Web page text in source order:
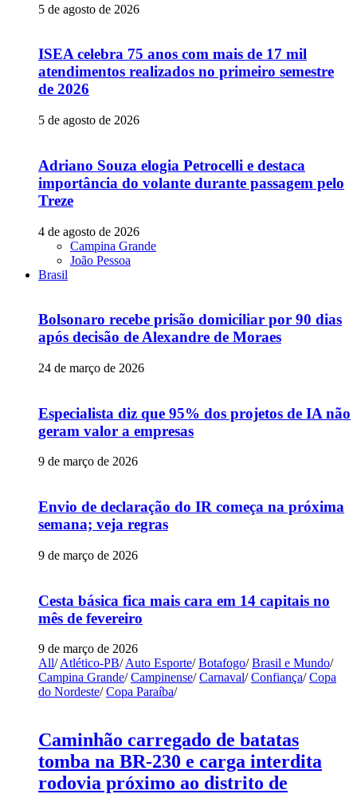
5 de agosto de 2026
ISEA celebra 75 anos com mais de 17 mil
atendimentos realizados no primeiro semestre
de 2026
5 de agosto de 2026
Adriano Souza elogia Petrocelli e destaca
importância do volante durante passagem pelo
Treze
4 de agosto de 2026
Campina Grande
João Pessoa
Brasil
Bolsonaro recebe prisão domiciliar por 90 dias
após decisão de Alexandre de Moraes
24 de março de 2026
Especialista diz que 95% dos projetos de IA não
geram valor a empresas
9 de março de 2026
Envio de declaração do IR começa na próxima
semana; veja regras
9 de março de 2026
Cesta básica fica mais cara em 14 capitais no
mês de fevereiro
9 de março de 2026
All/ Atlético-PB/ Auto Esporte/ Botafogo/ Brasil e Mundo/
Campina Grande/ Campinense/ Carnaval/ Confiança/ Copa
do Nordeste/ Copa Paraíba/
Caminhão carregado de batatas
tomba na BR-230 e carga interdita
rodovia próximo ao distrito de